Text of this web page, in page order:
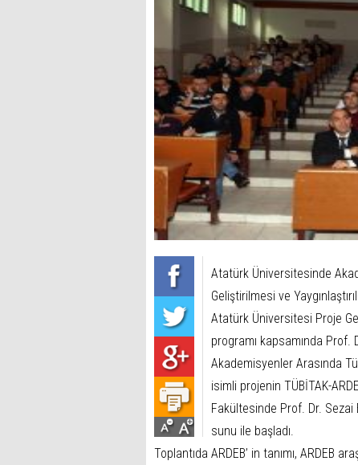
Atatürk Üniversitesinde
Geliştirilmesi ve
Atatürk Üniversitesi Proje
programı kapsamında
Akademisyenler Arasında
isimli projenin TÜBİTAK-
Fakültesinde Prof. Dr. Sezai
sunu ile başladı.
Toplantıda ARDEB’ in tanımı, ARDEB